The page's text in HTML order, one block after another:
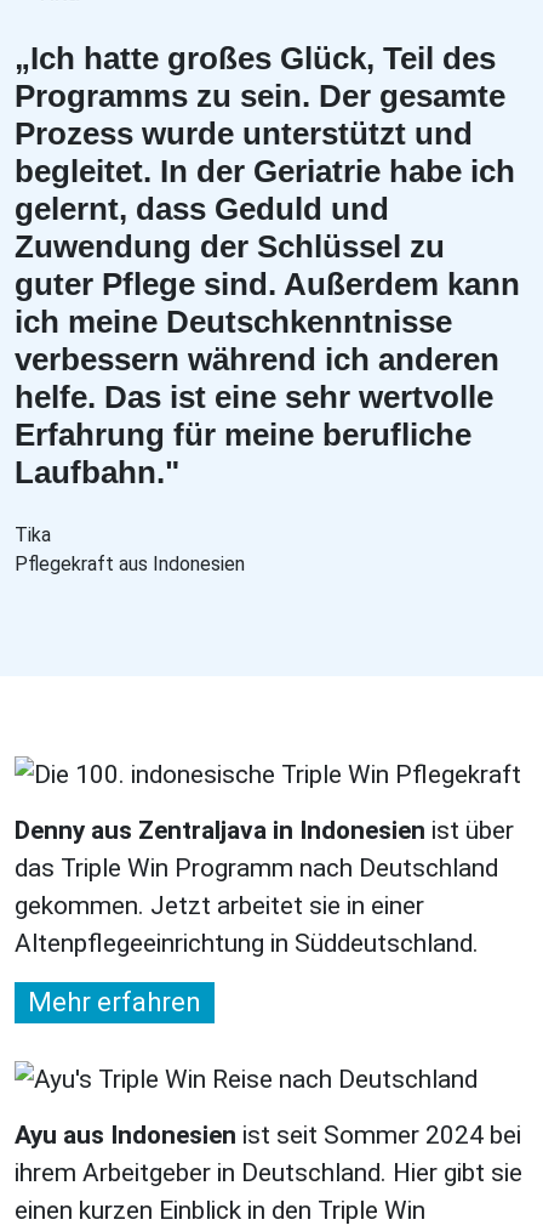
„Ich hatte großes Glück, Teil des
Programms zu sein. Der gesamte
Prozess wurde unterstützt und
begleitet. In der Geriatrie habe ich
gelernt, dass Geduld und
Zuwendung der Schlüssel zu
guter Pflege sind. Außerdem kann
ich meine Deutschkenntnisse
verbessern während ich anderen
helfe. Das ist eine sehr wertvolle
Erfahrung für meine berufliche
Laufbahn."
Tika
Pflegekraft aus Indonesien
Denny aus Zentraljava in Indonesien ist über
das Triple Win Programm nach Deutschland
gekommen. Jetzt arbeitet sie in einer
Altenpflegeeinrichtung in Süddeutschland.
Mehr erfahren
Ayu aus Indonesien ist seit Sommer 2024 bei
ihrem Arbeitgeber in Deutschland. Hier gibt sie
einen kurzen Einblick in den Triple Win